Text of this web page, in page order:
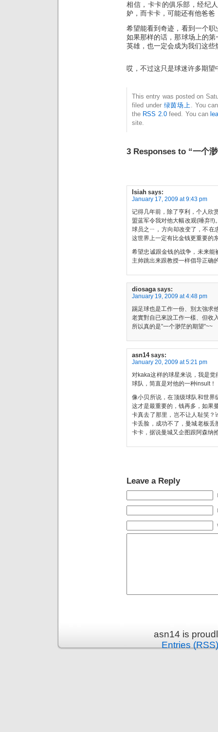
相信，卡卡的俱乐部，经纪
妒，而卡卡，可能还有他爸爸
希望能看到奇迹，看到一个
如果那样的话，那球场上的
英雄，也一定会成为我们这
哎，不过这只是球迷许多期
This entry was posted on
filed under 绿茵场上. You
the RSS 2.0feed. You can
site.
3 Responses to “一个
Isiah says:
January 17, 2009 at 9:43 pm
记得几年前，除了亨利，个人欣
盟蓝军令我对他大幅改观(唾弃
球员之ㄧ，方向却改变了，不在
这世界上一定有比金钱更重要的
希望忠诚跟金钱的战争，未来
主帅跳出来跟教授一样倡导正确
diosaga says:
January 19, 2009 at 4:48 pm
踢足球也是工作一份、別太強求
老實對自已來說工作一樣、但收
所以真的是”一个渺茫的期望”~~
asn14 says:
January 20, 2009 at 5:21 pm
对kaka这样的球星来说，我是
球队，简直是对他的一种insult！
像小贝所说，在顶级球队和世
这才是最重要的，钱再多，如果
卡真去了那里，岂不让人耻笑
卡丢脸，成功不了，曼城老板
卡卡，据说曼城又企图跟阿森纳
Leave a Reply
asn14 is
Entries (RSS)